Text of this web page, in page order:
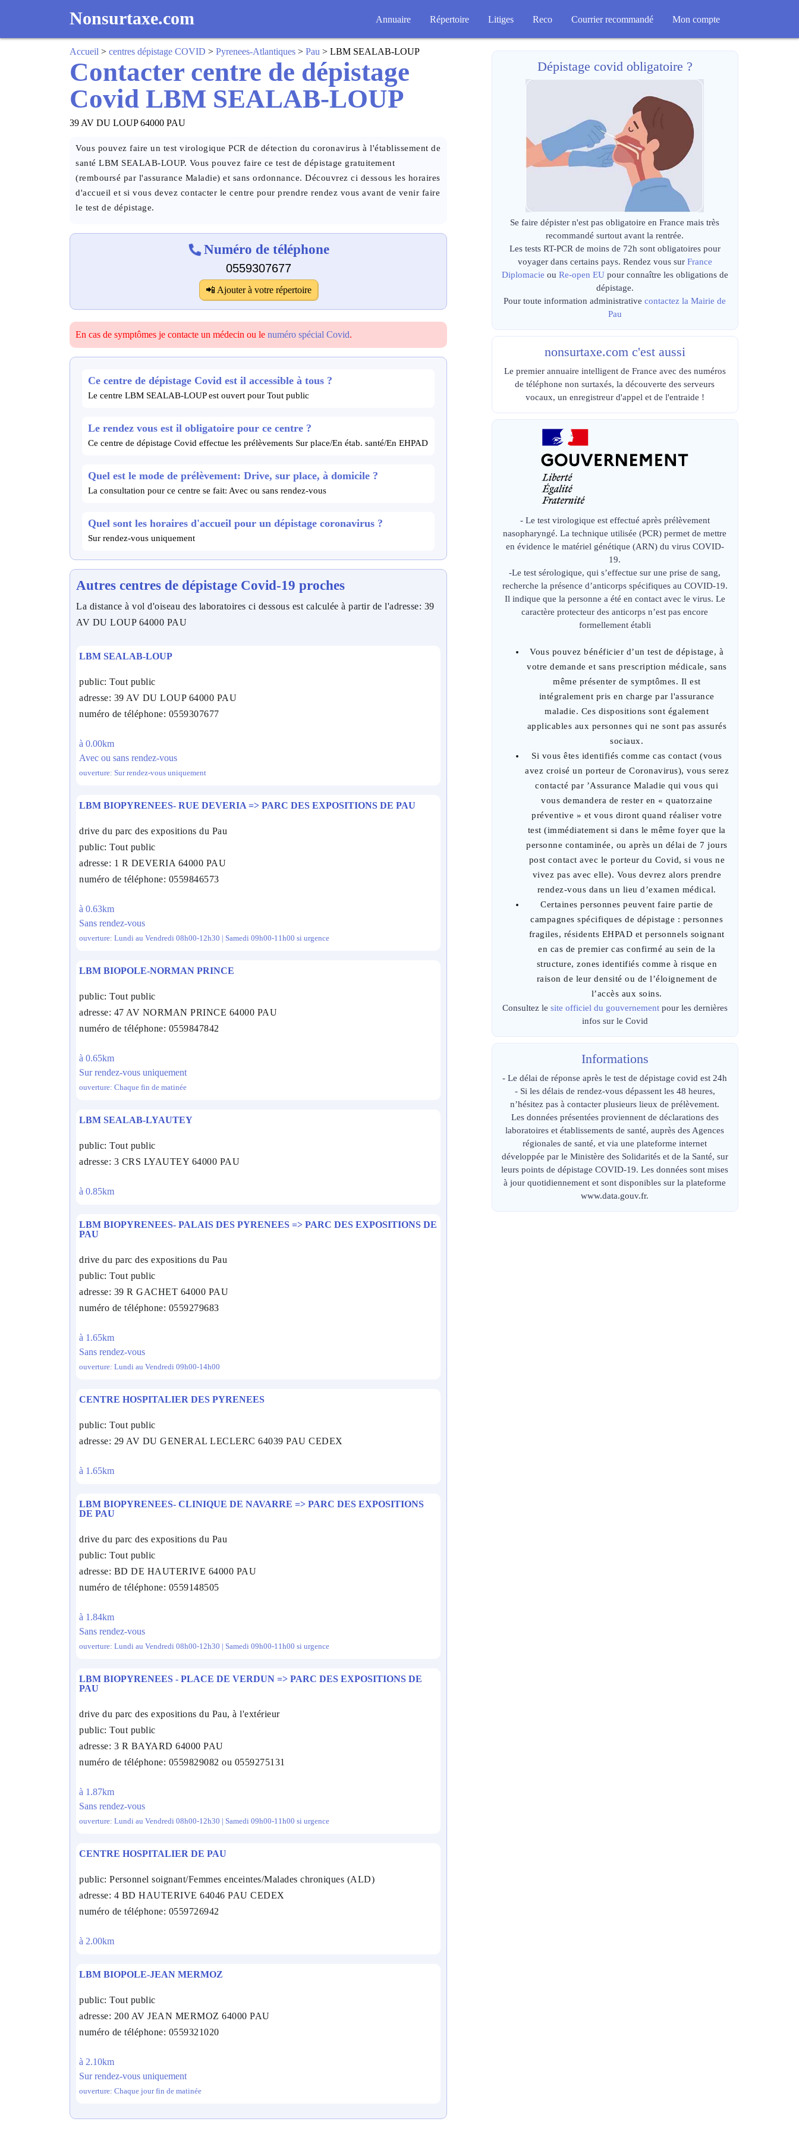
Nonsurtaxe.com Annuaire Répertoire Litiges Reco Courrier recommandé Mon compte
Accueil > centres dépistage COVID > Pyrenees-Atlantiques > Pau > LBM SEALAB-LOUP
Contacter centre de dépistage
Covid LBM SEALAB-LOUP
39 AV DU LOUP 64000 PAU
Vous pouvez faire un test virologique PCR de détection du coronavirus à l'établissement de
santé LBM SEALAB-LOUP. Vous pouvez faire ce test de dépistage gratuitement
(remboursé par l'assurance Maladie) et sans ordonnance. Découvrez ci dessous les horaires
d'accueil et si vous devez contacter le centre pour prendre rendez vous avant de venir faire
le test de dépistage.
Numéro de téléphone
0559307677
📲 Ajouter à votre répertoire
En cas de symptômes je contacte un médecin ou le numéro spécial Covid.
Ce centre de dépistage Covid est il accessible à tous ?
Le centre LBM SEALAB-LOUP est ouvert pour Tout public
Le rendez vous est il obligatoire pour ce centre ?
Ce centre de dépistage Covid effectue les prélèvements Sur place/En étab. santé/En EHPAD
Quel est le mode de prélèvement: Drive, sur place, à domicile ?
La consultation pour ce centre se fait: Avec ou sans rendez-vous
Quel sont les horaires d'accueil pour un dépistage coronavirus ?
Sur rendez-vous uniquement
Autres centres de dépistage Covid-19 proches
La distance à vol d'oiseau des laboratoires ci dessous est calculée à partir de l'adresse: 39
AV DU LOUP 64000 PAU
LBM SEALAB-LOUP
public: Tout public
adresse: 39 AV DU LOUP 64000 PAU
numéro de téléphone: 0559307677
à 0.00km
Avec ou sans rendez-vous
ouverture: Sur rendez-vous uniquement
LBM BIOPYRENEES- RUE DEVERIA => PARC DES EXPOSITIONS DE PAU
drive du parc des expositions du Pau
public: Tout public
adresse: 1 R DEVERIA 64000 PAU
numéro de téléphone: 0559846573
à 0.63km
Sans rendez-vous
ouverture: Lundi au Vendredi 08h00-12h30 | Samedi 09h00-11h00 si urgence
LBM BIOPOLE-NORMAN PRINCE
public: Tout public
adresse: 47 AV NORMAN PRINCE 64000 PAU
numéro de téléphone: 0559847842
à 0.65km
Sur rendez-vous uniquement
ouverture: Chaque fin de matinée
LBM SEALAB-LYAUTEY
public: Tout public
adresse: 3 CRS LYAUTEY 64000 PAU
à 0.85km
LBM BIOPYRENEES- PALAIS DES PYRENEES => PARC DES EXPOSITIONS DE
PAU
drive du parc des expositions du Pau
public: Tout public
adresse: 39 R GACHET 64000 PAU
numéro de téléphone: 0559279683
à 1.65km
Sans rendez-vous
ouverture: Lundi au Vendredi 09h00-14h00
CENTRE HOSPITALIER DES PYRENEES
public: Tout public
adresse: 29 AV DU GENERAL LECLERC 64039 PAU CEDEX
à 1.65km
LBM BIOPYRENEES- CLINIQUE DE NAVARRE => PARC DES EXPOSITIONS
DE PAU
drive du parc des expositions du Pau
public: Tout public
adresse: BD DE HAUTERIVE 64000 PAU
numéro de téléphone: 0559148505
à 1.84km
Sans rendez-vous
ouverture: Lundi au Vendredi 08h00-12h30 | Samedi 09h00-11h00 si urgence
LBM BIOPYRENEES - PLACE DE VERDUN => PARC DES EXPOSITIONS DE
PAU
drive du parc des expositions du Pau, à l'extérieur
public: Tout public
adresse: 3 R BAYARD 64000 PAU
numéro de téléphone: 0559829082 ou 0559275131
à 1.87km
Sans rendez-vous
ouverture: Lundi au Vendredi 08h00-12h30 | Samedi 09h00-11h00 si urgence
CENTRE HOSPITALIER DE PAU
public: Personnel soignant/Femmes enceintes/Malades chroniques (ALD)
adresse: 4 BD HAUTERIVE 64046 PAU CEDEX
numéro de téléphone: 0559726942
à 2.00km
LBM BIOPOLE-JEAN MERMOZ
public: Tout public
adresse: 200 AV JEAN MERMOZ 64000 PAU
numéro de téléphone: 0559321020
à 2.10km
Sur rendez-vous uniquement
ouverture: Chaque jour fin de matinée
Dépistage covid obligatoire ?
Se faire dépister n'est pas obligatoire en France mais très
recommandé surtout avant la rentrée.
Les tests RT-PCR de moins de 72h sont obligatoires pour
voyager dans certains pays. Rendez vous sur France
Diplomacie ou Re-open EUpour connaître les obligations de
dépistage.
Pour toute information administrativecontactez la Mairie de
Pau
nonsurtaxe.com c'est aussi
Le premier annuaire intelligent de France avec des numéros
de téléphone non surtaxés, la découverte des serveurs
vocaux, un enregistreur d'appel et de l'entraide !
- Le test virologique est effectué après prélèvement
nasopharyngé. La technique utilisée (PCR) permet de mettre
en évidence le matériel génétique (ARN) du virus COVID-
19.
-Le test sérologique, qui s’effectue sur une prise de sang,
recherche la présence d’anticorps spécifiques au COVID-19.
Il indique que la personne a été en contact avec le virus. Le
caractère protecteur des anticorps n’est pas encore
formellement établi
Vous pouvez bénéficier d’un test de dépistage, à
votre demande et sans prescription médicale, sans
même présenter de symptômes. Il est
intégralement pris en charge par l'assurance
maladie. Ces dispositions sont également
applicables aux personnes qui ne sont pas assurés
sociaux.
Si vous êtes identifiés comme cas contact (vous
avez croisé un porteur de Coronavirus), vous serez
contacté par ’Assurance Maladie qui vous qui
vous demandera de rester en « quatorzaine
préventive » et vous diront quand réaliser votre
test (immédiatement si dans le même foyer que la
personne contaminée, ou après un délai de 7 jours
post contact avec le porteur du Covid, si vous ne
vivez pas avec elle). Vous devrez alors prendre
rendez-vous dans un lieu d’examen médical.
Certaines personnes peuvent faire partie de
campagnes spécifiques de dépistage : personnes
fragiles, résidents EHPAD et personnels soignant
en cas de premier cas confirmé au sein de la
structure, zones identifiés comme à risque en
raison de leur densité ou de l’éloignement de
l’accès aux soins.
Consultez le site officiel du gouvernementpour les dernières
infos sur le Covid
Informations
- Le délai de réponse après le test de dépistage covid est 24h
- Si les délais de rendez-vous dépassent les 48 heures,
n’hésitez pas à contacter plusieurs lieux de prélèvement.
Les données présentées proviennent de déclarations des
laboratoires et établissements de santé, auprès des Agences
régionales de santé, et via une plateforme internet
développée par le Ministère des Solidarités et de la Santé, sur
leurs points de dépistage COVID-19. Les données sont mises
à jour quotidiennement et sont disponibles sur la plateforme
www.data.gouv.fr.